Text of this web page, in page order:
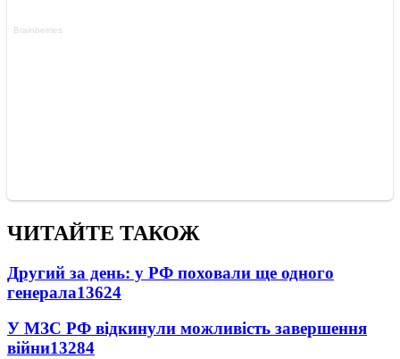
ЧИТАЙТЕ ТАКОЖ
Другий за день: у РФ поховали ще одного
генерала13624
У МЗС РФ відкинули можливість завершення
війни13284